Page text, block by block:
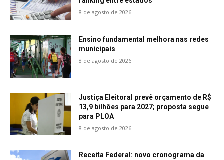
8 de agosto de 2026
Ensino fundamental melhora nas redes
municipais
8 de agosto de 2026
Justiça Eleitoral prevê orçamento de R$
13,9 bilhões para 2027; proposta segue
para PLOA
8 de agosto de 2026
Receita Federal: novo cronograma da